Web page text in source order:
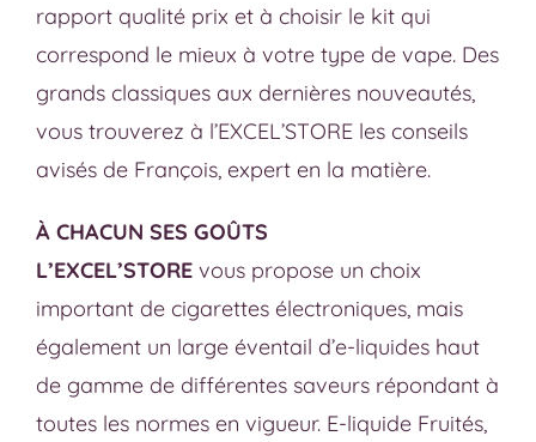
rapport qualité prix et à choisir le kit qui
correspond le mieux à votre type de vape. Des
grands classiques aux dernières nouveautés,
vous trouverez à l’EXCEL’STORE les conseils
avisés de François, expert en la matière.
À CHACUN SES GOÛTS
L’EXCEL’STORE vous propose un choix
important de cigarettes électroniques, mais
également un large éventail d’e-liquides haut
de gamme de différentes saveurs répondant à
toutes les normes en vigueur. E-liquide Fruités,